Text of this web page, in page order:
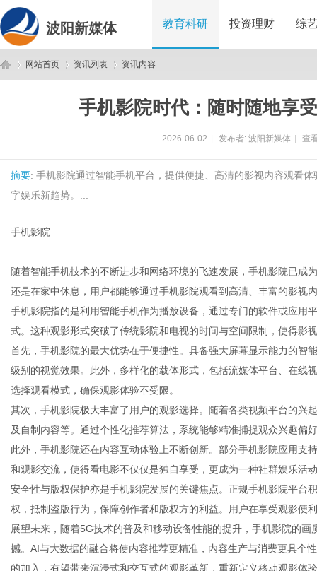
波阳新媒体 教育科研 投资理财 综
网站首页 资讯列表 资讯内容
手机影院时代：随时随地享
2026-06-02 发布者: 波阳新媒体 查
摘要: 手机影院通过智能手机平台，提供便捷、高清的影视内容观看
字娱乐新趋势。...
手机影院
随着智能手机技术的不断进步和网络环境的飞速发展，手机影院已成
还是在家中休息，用户都能够通过手机影院观看到高清、丰富的影视
手机影院指的是利用智能手机作为播放设备，通过专门的软件或应用
式。这种观影形式突破了传统影院和电视的时间与空间限制，使得影
首先，手机影院的最大优势在于便捷性。具备强大屏幕显示能力的智
级别的视觉效果。此外，多样化的载体形式，包括流媒体平台、在线
选择观看模式，确保观影体验不受限。
其次，手机影院极大丰富了用户的观影选择。随着各类视频平台的兴
及自制内容等。通过个性化推荐算法，系统能够精准捕捉观众兴趣偏
此外，手机影院还在内容互动体验上不断创新。部分手机影院应用支
和观影交流，使得看电影不仅仅是独自享受，更成为一种社群娱乐活
安全性与版权保护亦是手机影院发展的关键焦点。正规手机影院平台
权，抵制盗版行为，保障创作者和版权方的利益。用户在享受观影便
展望未来，随着5G技术的普及和移动设备性能的提升，手机影院的
撼。AI与大数据的融合将使内容推荐更精准，内容生产与消费更具个
的加入，有望带来沉浸式和交互式的观影革新，重新定义移动观影体